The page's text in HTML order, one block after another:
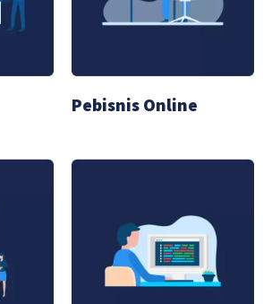
Pebisnis Online